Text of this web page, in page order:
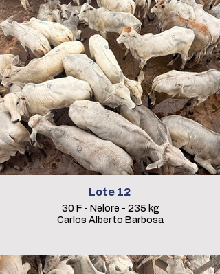
Lote 12
30 F - Nelore - 235 kg
Carlos Alberto Barbosa